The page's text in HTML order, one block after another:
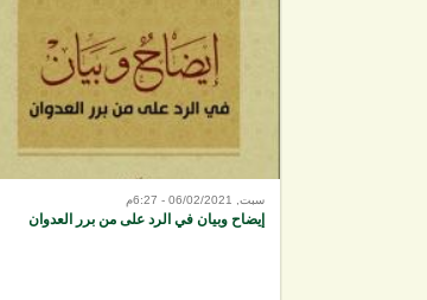
سبت, 06/02/2021 - 6:27م
إيضاح وبيان في الرد على من برر العدوان